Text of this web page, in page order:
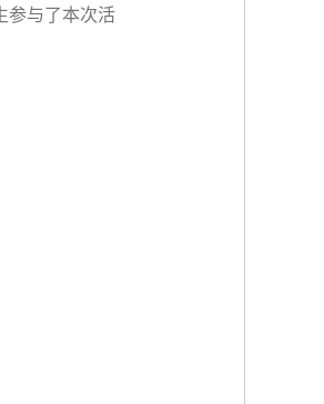
参与了本次活